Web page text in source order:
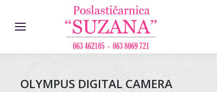
OLYMPUS DIGITAL CAMERA